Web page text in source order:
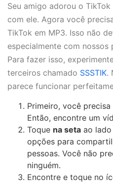
Seu amigo adorou o
com ele. Agora você
TikTok em MP3. Isso não
especialmente com nossos
Para fazer isso,
terceiros chamado SSSTIK.
parece funcionar
Primeiro, você
Então, encontre um
Toque na seta ao
opções para
pessoas. Você não
ninguém.
Encontre e toque no